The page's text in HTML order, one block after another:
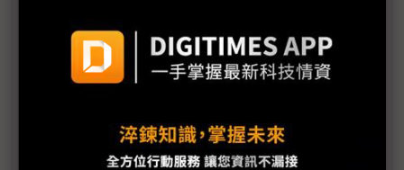
G2C+聯盟攜手登峰 貼近客戶開發PLP解決方案
友達生態圈綠了Touch Taiwan 碳中和建物節能也創
義隆攜元太攻電子書觸 Touch Taiwan展示成果